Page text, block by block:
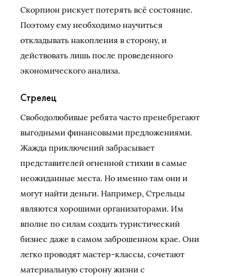
Скорпион рискует потерять всё состояние.
Поэтому ему необходимо научиться
откладывать накопления в сторону, и
действовать лишь после проведенного
экономического анализа.
Стрелец
Свободолюбивые ребята часто пренебрегают
выгодными финансовыми предложениями.
Жажда приключений забрасывает
представителей огненной стихии в самые
неожиданные места. Но именно там они и
могут найти деньги. Например, Стрельцы
являются хорошими организаторами. Им
вполне по силам создать туристический
бизнес даже в самом заброшенном крае. Они
легко проводят мастер-классы, сочетают
материальную сторону жизни с